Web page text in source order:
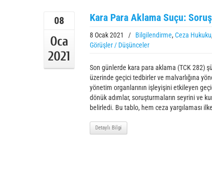
08
Oca
2021
Kara Para Aklama Suçu:
8 Ocak 2021 / Bilgilendirme, Ceza Hukuku,
Görüşler / Düşünceler
Son günlerde kara para aklama (TCK 282)
üzerinde geçici tedbirler ve malvarlığına
yönetim organlarının işleyişini etkileyen
dönük adımlar, soruşturmaların seyrini ve
belirledi. Bu tablo, hem ceza yargılaması
Detaylı Bilgi